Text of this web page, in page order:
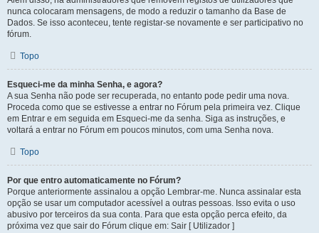
nunca colocaram mensagens, de modo a reduzir o tamanho da Base de
Dados. Se isso aconteceu, tente registar-se novamente e ser participativo no
fórum.
Topo
Esqueci-me da minha Senha, e agora?
A sua Senha não pode ser recuperada, no entanto pode pedir uma nova.
Proceda como que se estivesse a entrar no Fórum pela primeira vez. Clique
em Entrar e em seguida em Esqueci-me da senha. Siga as instruções, e
voltará a entrar no Fórum em poucos minutos, com uma Senha nova.
Topo
Por que entro automaticamente no Fórum?
Porque anteriormente assinalou a opção Lembrar-me. Nunca assinalar esta
opção se usar um computador acessível a outras pessoas. Isso evita o uso
abusivo por terceiros da sua conta. Para que esta opção perca efeito, da
próxima vez que sair do Fórum clique em: Sair [ Utilizador ]